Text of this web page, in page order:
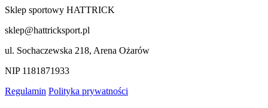
Sklep sportowy HATTRICK
sklep@hattricksport.pl
ul. Sochaczewska 218, Arena Ożarów
NIP 1181871933
Regulamin Polityka prywatności